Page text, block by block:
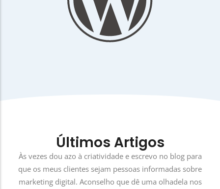
Últimos Artigos
Às vezes dou azo à criatividade e escrevo no blog para
que os meus clientes sejam pessoas informadas sobre
marketing digital. Aconselho que dê uma olhadela nos